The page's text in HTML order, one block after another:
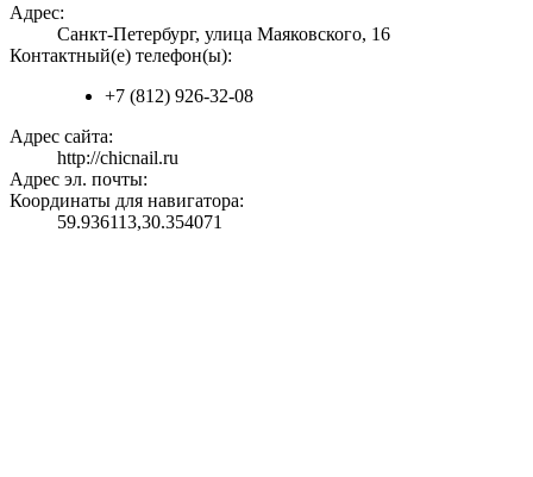
Адрес:
Санкт-Петербург, улица Маяковского, 16
Контактный(е) телефон(ы):
+7 (812) 926-32-08
Адрес сайта:
http://chicnail.ru
Адрес эл. почты:
Координаты для навигатора:
59.936113,30.354071